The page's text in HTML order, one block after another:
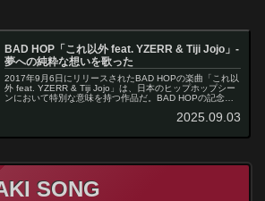
BAD HOP「これ以外 feat. YZERR & Tiji Jojo」-
夢への純粋な想いを歌った
2017年9月6日にリリースされたBAD HOPの楽曲「これ以
外 feat. YZERR & Tiji Jojo」は、日本のヒップホップシー
ンにおいて特別な意味を持つ作品だ。BAD HOPの記念す
2025.09.03
SONG